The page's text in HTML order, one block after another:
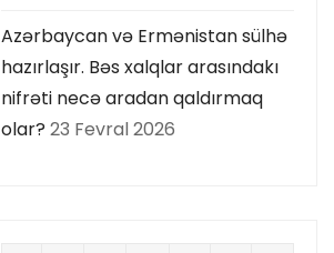
Azərbaycan və Ermənistan sülhə
hazırlaşır. Bəs xalqlar arasındakı
nifrəti necə aradan qaldırmaq
olar? 23 Fevral 2026